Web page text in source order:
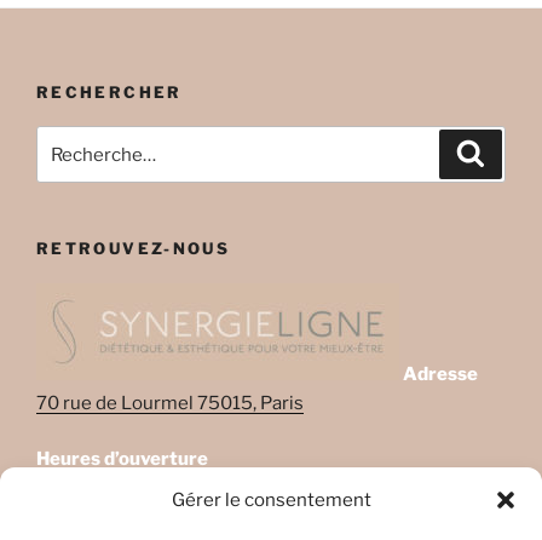
Gérer le consentement
RECHERCHER
pour
RETROUVEZ-NOUS
Adresse
70 rue de Lourmel 75015, Paris
Heures d’ouverture
Lundi: 08:45–22:00